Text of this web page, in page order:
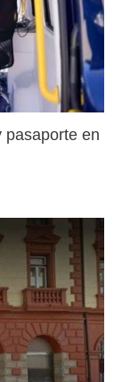
pasaporte en